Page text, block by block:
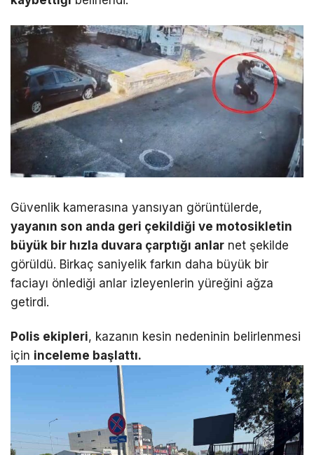
Güvenlik kamerasına yansıyan görüntülerde,
yayanın son anda geri çekildiği ve motosikletin
büyük bir hızla duvara çarptığı anlar net şekilde
görüldü. Birkaç saniyelik farkın daha büyük bir
faciayı önlediği anlar izleyenlerin yüreğini ağza
getirdi.
Polis ekipleri, kazanın kesin nedeninin belirlenmesi
için inceleme başlattı.